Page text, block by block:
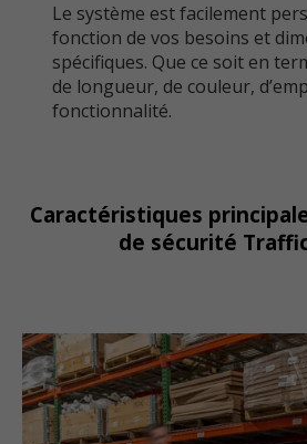
Le système est facilement
fonction de vos besoins et
spécifiques. Que ce soit en
de longueur, de couleur,
fonctionnalité.
Caractéristiques
de sécurité